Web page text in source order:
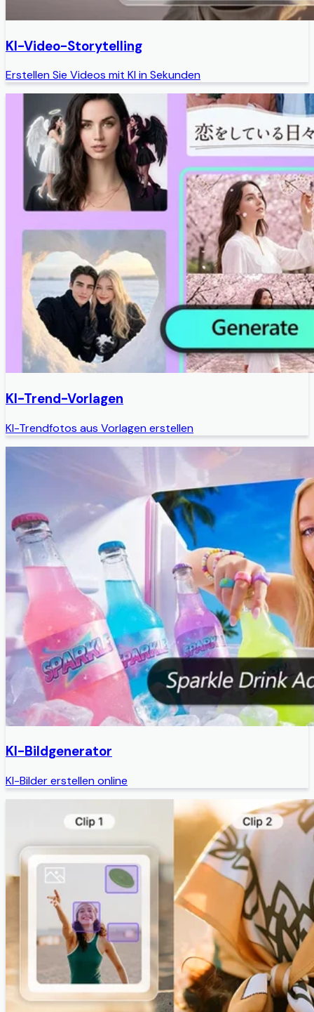
KI-Video-Storytelling
Erstellen Sie Videos mit KI in Sekunden
KI-Trend-Vorlagen
KI-Trendfotos aus Vorlagen erstellen
KI-Bildgenerator
KI-Bilder erstellen online